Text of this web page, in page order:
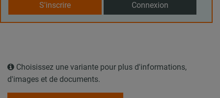
S'inscrire Connexion
Choisissez une variante pour plus d'informations,
d'images et de documents.